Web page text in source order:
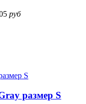
руб
размер S